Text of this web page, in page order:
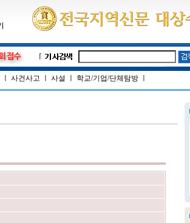
사건사고 사설 학교/기업/단체탐방